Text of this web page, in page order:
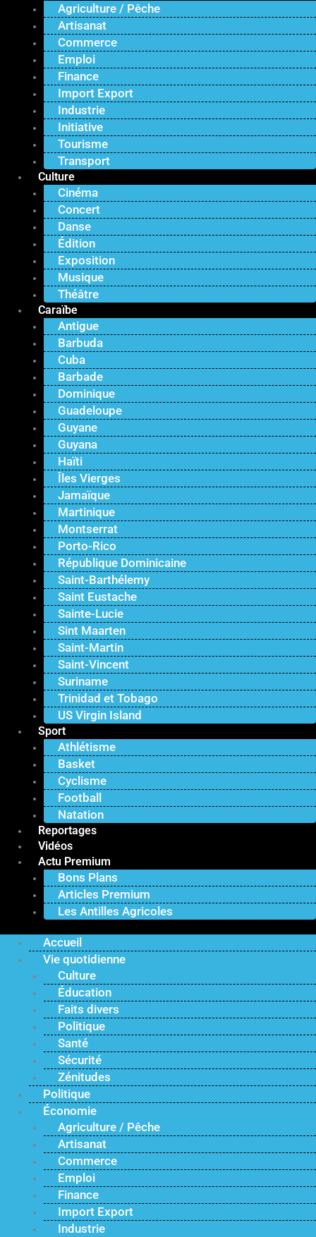
Agriculture / Pêche
Artisanat
Commerce
Emploi
Finance
Import Export
Industrie
Initiative
Tourisme
Transport
Culture
Cinéma
Concert
Danse
Édition
Exposition
Musique
Théâtre
Caraïbe
Antigue
Barbuda
Cuba
Barbade
Dominique
Guadeloupe
Guyane
Guyana
Haïti
Îles Vierges
Jamaïque
Martinique
Montserrat
Porto-Rico
République Dominicaine
Saint-Barthélemy
Saint Eustache
Sainte-Lucie
Sint Maarten
Saint-Martin
Saint-Vincent
Suriname
Trinidad et Tobago
US Virgin Island
Sport
Athlétisme
Basket
Cyclisme
Football
Natation
Reportages
Vidéos
Actu Premium
Bons Plans
Articles Premium
Les Antilles Agricoles
Accueil
Vie quotidienne
Culture
Éducation
Faits divers
Politique
Santé
Sécurité
Zénitudes
Politique
Économie
Agriculture / Pêche
Artisanat
Commerce
Emploi
Finance
Import Export
Industrie